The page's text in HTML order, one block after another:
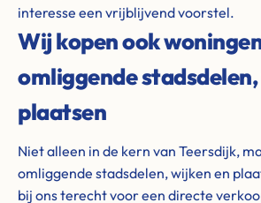
interesse een vrijblijvend voorstel.
Wij kopen ook
omliggende
plaatsen
Niet alleen in de kern van Teersdijk,
omliggende stadsdelen, wijken en
bij ons terecht voor een directe